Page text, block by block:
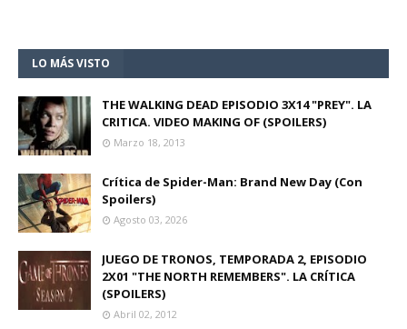
LO MÁS VISTO
THE WALKING DEAD EPISODIO 3X14 "PREY". LA
CRITICA. VIDEO MAKING OF (SPOILERS)
Marzo 18, 2013
Crítica de Spider-Man: Brand New Day (Con
Spoilers)
Agosto 03, 2026
JUEGO DE TRONOS, TEMPORADA 2, EPISODIO
2X01 "THE NORTH REMEMBERS". LA CRÍTICA
(SPOILERS)
Abril 02, 2012